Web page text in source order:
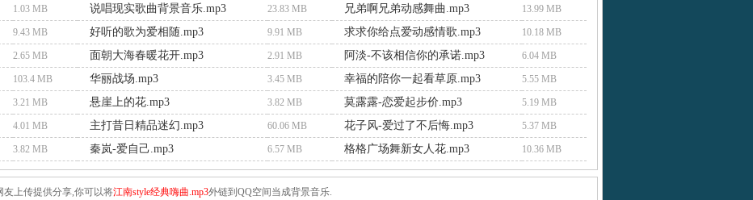
1.03 MB 说唱现实歌曲背景音乐.mp3 23.83 MB 兄弟啊兄弟动感舞曲.mp3 13.99 MB
9.43 MB 好听的歌为爱相随.mp3 9.91 MB 求求你给点爱动感情歌.mp3 10.18 MB
2.65 MB 面朝大海春暖花开.mp3 2.91 MB 阿淡-不该相信你的承诺.mp3 6.04 MB
103.4 MB 华丽战场.mp3 3.45 MB 幸福的陪你一起看草原.mp3 5.55 MB
3.21 MB 悬崖上的花.mp3 3.82 MB 莫露露-恋爱起步价.mp3 5.19 MB
4.01 MB 主打昔日精品迷幻.mp3 60.06 MB 花子风-爱过了不后悔.mp3 5.37 MB
3.82 MB 秦岚-爱自己.mp3 6.57 MB 格格广场舞新女人花.mp3 10.36 MB
友上传提供分享,你可以将江南style经典嗨曲.mp3外链到QQ空间当成背景音乐.